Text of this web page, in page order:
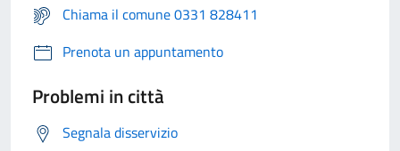
Chiama il comune 0331 828411
Prenota un appuntamento
Problemi in città
Segnala disservizio